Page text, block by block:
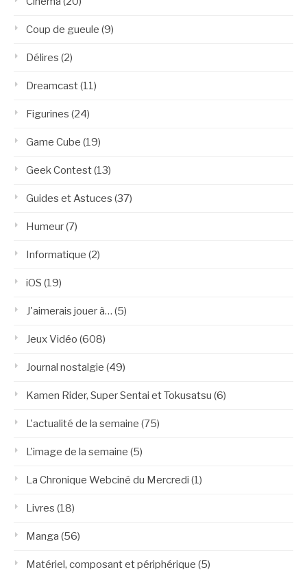
Coup de gueule (9)
Délires (2)
Dreamcast(11)
Figurines (24)
Game Cube (19)
Geek Contest(13)
Guides et Astuces (37)
Humeur(7)
Informatique (2)
iOS (19)
J'aimerais jouer à… (5)
Jeux Vidéo (608)
Journal nostalgie (49)
Kamen Rider, Super Sentai et Tokusatsu (6)
L'actualité de la semaine (75)
L'image de la semaine (5)
La Chronique Webciné du Mercredi (1)
Livres (18)
Manga (56)
Matériel, composant et périphérique (5)